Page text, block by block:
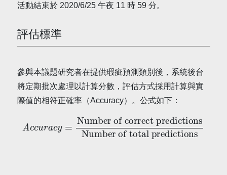
活動結束於 2020/6/25 午夜 11 時 59 分。
評估標準
參與本議題研究者在提供瑕疵預測類別後，系統後台
將定期批次處理以計算分數，評估方式採用計算與實
際值的相符正確率（Accuracy）。公式如下：
acy=
Number of correct predictionsNumber of total predictions